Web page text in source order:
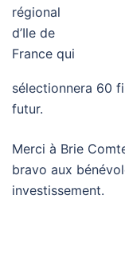
régional
d’Ile de
France qui
sélectionnera 60
futur.
Merci à Brie
bravo aux
investissement.